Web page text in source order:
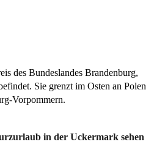
des Bundeslandes Brandenburg,
Sie grenzt im Osten an Polen
Vorpommern.
in der Uckermark sehen